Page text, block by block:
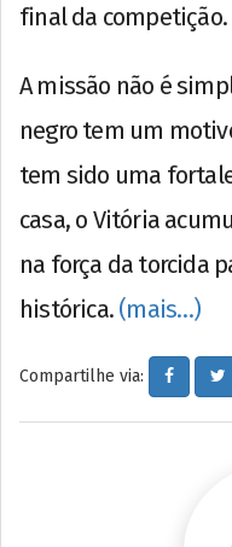
final da competição.
A missão não é
negro tem um
tem sido uma
casa, o Vitória
na força da torcida
histórica. (mais…)
Compartilhe via: